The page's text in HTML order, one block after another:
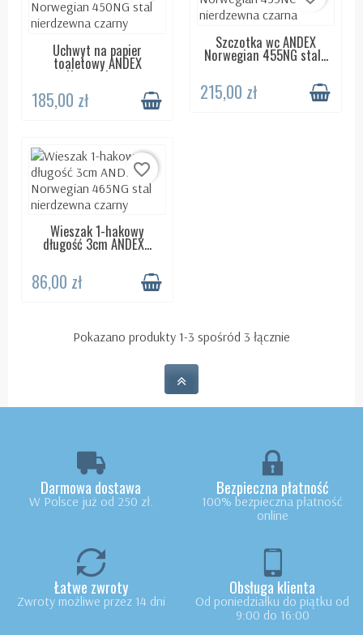
DOSTĘPNY 24H
Uchwyt na papier
toaletowy ANDEX
Norwegian...
185,00 zł
DOSTĘPNY 24H
Szczotka wc ANDEX
Norwegian 455NG stal...
215,00 zł
DOSTĘPNY 24H
favorite_border
Wieszak 1-hakowy
długość 3cm ANDEX...
86,00 zł
Pokazano produkty 1-3 spośród 3 łącznie
Darmowa dostawa
W Polsce już od 250 zł.
Bezpieczna płatność
100% bezpieczna płatność
online
Łatwe zwroty
Zwroty możliwe przez 14 dni
Obsługa klienta
Od poniedziałku do piątku od
9:00 do 16:00